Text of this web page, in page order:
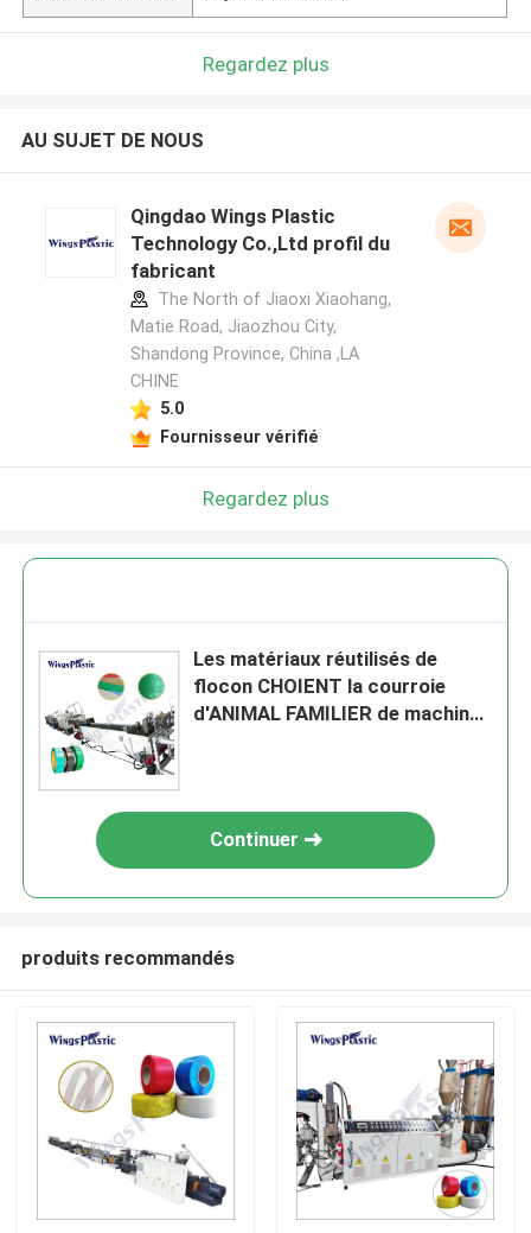
Regardez plus
AU SUJET DE NOUS
Qingdao Wings Plastic
Technology Co.,Ltd profil du
fabricant
The North of Jiaoxi Xiaohang,
Matie Road, Jiaozhou City,
Shandong Province, China ,LA
CHINE
5.0
Fournisseur vérifié
Regardez plus
Les matériaux réutilisés de
flocon CHOIENT la courroie
d'ANIMAL FAMILIER de machine
Continuer
produits recommandés